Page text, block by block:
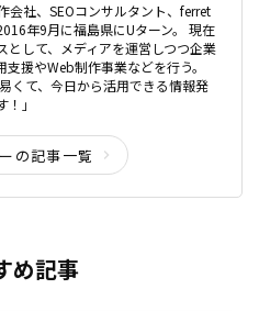
会社、SEOコンサルタント、ferret
年9月に福島県にUターン。 現在
として、メディアを運営しつつ企業
支援やWeb制作事業などを行う。
て、今日から活用できる情報発
」
の記事一覧
め記事